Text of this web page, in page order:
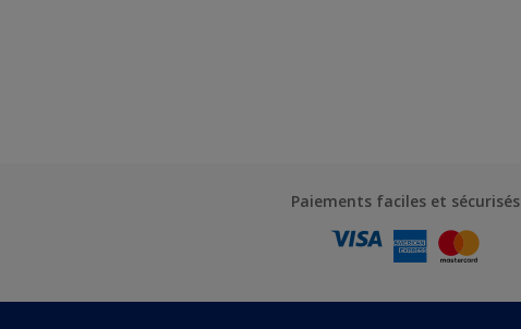
Paiements faciles et sécurisés